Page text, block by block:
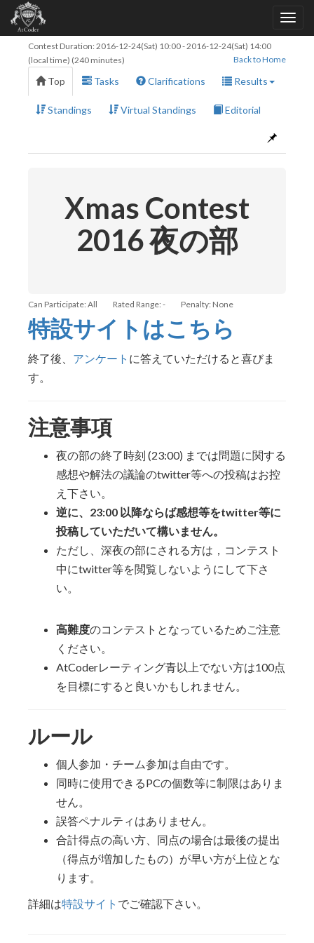
Contest Duration: 2016-12-24(Sat) 10:00-2016-12-24(Sat) 14:00
(local time) (240 minutes)
Back to Home
Top Tasks Clarifications Results
Standings Virtual Standings Editorial
Xmas Contest
2016 夜の部
Can Participate: All Rated Range: - Penalty: None
特設サイトはこちら
終了後、 アンケート に答えていただけると喜びま
す。
注意事項
夜の部の終了時刻 (23:00) までは問題に関する
感想や解法の議論のtwitter等への投稿はお控
え下さい。
逆に、23:00 以降ならば感想等をtwitter等に
投稿していただいて構いません。
ただし、深夜の部にされる方は，コンテスト
中にtwitter等を閲覧しないようにして下さ
い。
高難度のコンテストとなっているためご注意
ください。
AtCoderレーティング青以上でない方は100点
を目標にすると良いかもしれません。
ルール
個人参加・チーム参加は自由です。
同時に使用できるPCの個数等に制限はありま
せん。
誤答ペナルティはありません。
合計得点の高い方、同点の場合は最後の提出
（得点が増加したもの）が早い方が上位とな
ります。
詳細は特設サイト でご確認下さい。